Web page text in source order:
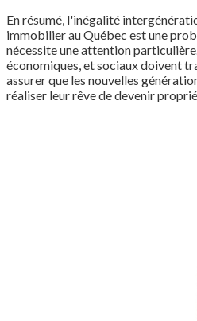
En résumé, l'inégalité
immobilier au Québec est une
nécessite une attention
économiques, et sociaux doivent
assurer que les nouvelles
réaliser leur rêve de devenir